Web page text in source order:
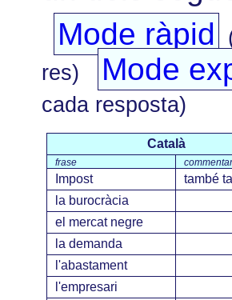
Mode ràpid
res)
Mode
cada resposta)
Català
frase
Impost
també
la burocràcia
el mercat negre
la demanda
l'abastament
l'empresari